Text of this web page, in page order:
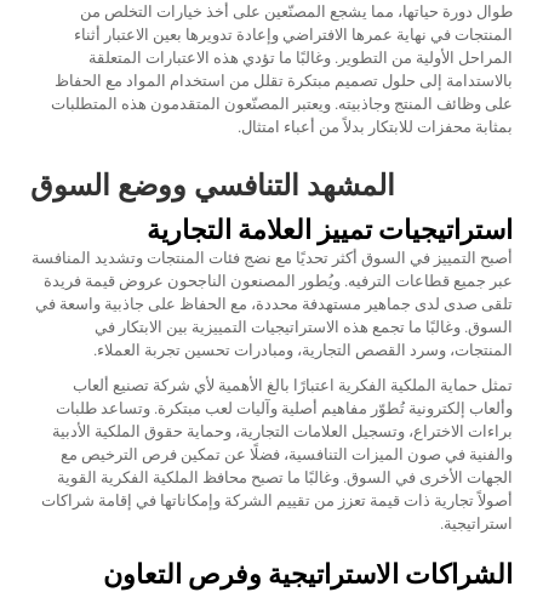
طوال دورة حياتها، مما يشجع المصنّعين على أخذ خيارات التخلص من
المنتجات في نهاية عمرها الافتراضي وإعادة تدويرها بعين الاعتبار أثناء
المراحل الأولية من التطوير. وغالبًا ما تؤدي هذه الاعتبارات المتعلقة
بالاستدامة إلى حلول تصميم مبتكرة تقلل من استخدام المواد مع الحفاظ
على وظائف المنتج وجاذبيته. ويعتبر المصنّعون المتقدمون هذه المتطلبات
بمثابة محفزات للابتكار بدلاً من أعباء امتثال.
المشهد التنافسي ووضع السوق
استراتيجيات تمييز العلامة التجارية
أصبح التمييز في السوق أكثر تحديًا مع نضج فئات المنتجات وتشديد المنافسة
عبر جميع قطاعات الترفيه. ويُطور المصنعون الناجحون عروض قيمة فريدة
تلقى صدى لدى جماهير مستهدفة محددة، مع الحفاظ على جاذبية واسعة في
السوق. وغالبًا ما تجمع هذه الاستراتيجيات التمييزية بين الابتكار في
المنتجات، وسرد القصص التجارية، ومبادرات تحسين تجربة العملاء.
تمثل حماية الملكية الفكرية اعتبارًا بالغ الأهمية لأي شركة تصنيع ألعاب
وألعاب إلكترونية تُطوّر مفاهيم أصلية وآليات لعب مبتكرة. وتساعد طلبات
براءات الاختراع، وتسجيل العلامات التجارية، وحماية حقوق الملكية الأدبية
والفنية في صون الميزات التنافسية، فضلًا عن تمكين فرص الترخيص مع
الجهات الأخرى في السوق. وغالبًا ما تصبح محافظ الملكية الفكرية القوية
أصولاً تجارية ذات قيمة تعزز من تقييم الشركة وإمكاناتها في إقامة شراكات
استراتيجية.
الشراكات الاستراتيجية وفرص التعاون